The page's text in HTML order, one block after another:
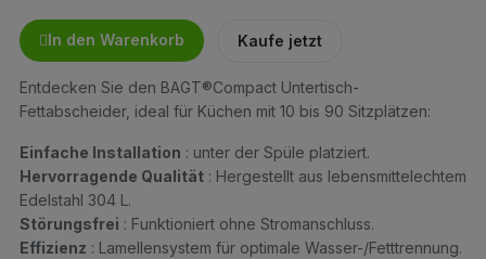
In den Warenkorb Kaufe jetzt
Entdecken Sie den BAGT®Compact Untertisch-
Fettabscheider, ideal für Küchen mit 10 bis 90 Sitzplätzen:
Einfache Installation : unter der Spüle platziert.
Hervorragende Qualität : Hergestellt aus lebensmittelechtem
Edelstahl 304 L.
Störungsfrei : Funktioniert ohne Stromanschluss.
Effizienz : Lamellensystem für optimale Wasser-/Fetttrennung.